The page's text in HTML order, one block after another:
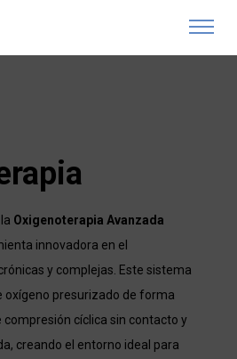
Oxigenoterapia Avanzada
innovadora en el
y complejas. Este sistema
oxígeno presurizado de forma
cíclica sin contacto y
creando el entorno ideal para